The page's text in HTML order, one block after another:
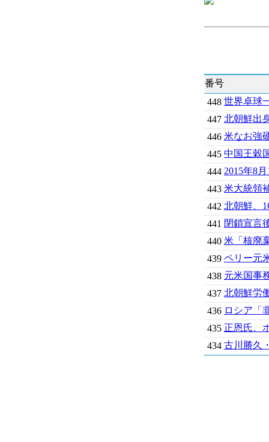
番号
448 世界卓球
447 北朝鮮出
446 米なお強
445 中国王穀
444 2015年8
443 米大統領
442 北朝鮮、
441 閉鎖宣言
440 米「核廃
439 ペリー元
438 元米国事
437 北朝鮮労
436 ロシア「
435 正恩氏、
434 古川勝久